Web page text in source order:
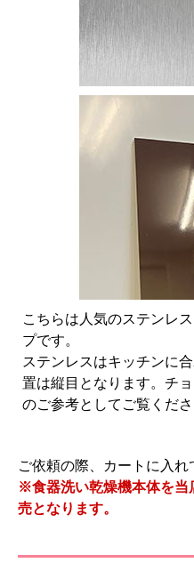
こちらは人気のステンレ
プです。
ステンレスはキッチンに
置は縦目となります。チ
のご参考としてご覧くださ
ご依頼の際、カートに入れ
※食器洗い乾燥機本体を当
売となります。